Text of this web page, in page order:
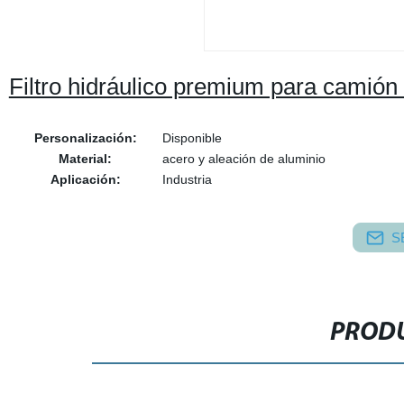
Filtro hidráulico premium para
Personalización:
Disponible
Material:
acero y aleación de aluminio
Aplicación:
Industria